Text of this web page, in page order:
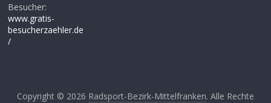
Besucher:
www.gratis-
besucherzaehler.de
/
Copyright © 2026 Radsport-Bezirk-Mittelfranken. Alle Rechte